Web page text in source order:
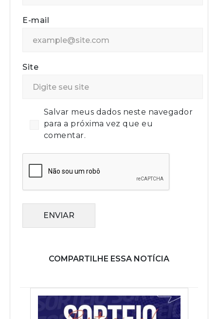
E-mail
Site
Salvar meus dados neste navegador
para a próxima vez que eu
comentar.
ENVIAR
COMPARTILHE ESSA NOTÍCIA